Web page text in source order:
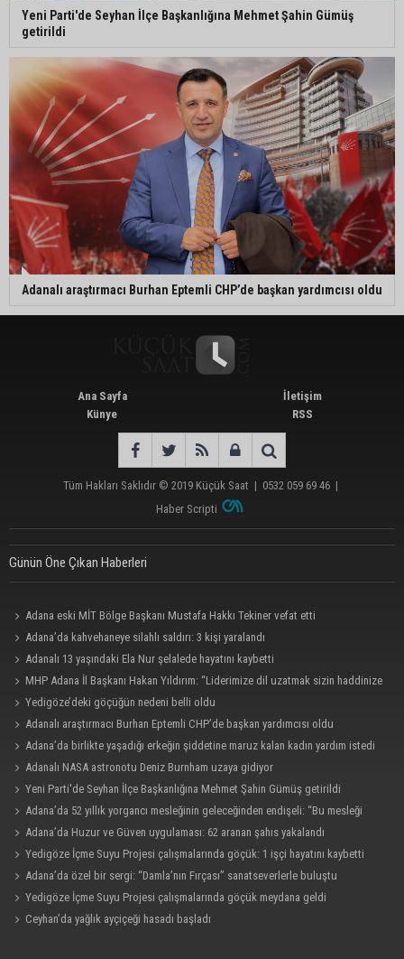
Yeni Parti'de Seyhan İlçe Başkanlığına Mehmet Şahin Gümüş
getirildi
Adanalı araştırmacı Burhan Eptemli CHP’de başkan yardımcısı oldu
Ana Sayfa
Künye
İletişim
RSS
Tüm Hakları Saklıdır © 2019 Küçük Saat | 0532 059 69 46 |
Haber Scripti
Günün Öne Çıkan Haberleri
Adana eski MİT Bölge Başkanı Mustafa Hakkı Tekiner vefat etti
Adana’da kahvehaneye silahlı saldırı: 3 kişi yaralandı
Adanalı 13 yaşındaki Ela Nur şelalede hayatını kaybetti
MHP Adana İl Başkanı Hakan Yıldırım: “Liderimize dil uzatmak sizin haddinize
değildir”
Yedigöze’deki göçüğün nedeni belli oldu
Adanalı araştırmacı Burhan Eptemli CHP’de başkan yardımcısı oldu
Adana’da birlikte yaşadığı erkeğin şiddetine maruz kalan kadın yardım istedi
Adanalı NASA astronotu Deniz Burnham uzaya gidiyor
Yeni Parti'de Seyhan İlçe Başkanlığına Mehmet Şahin Gümüş getirildi
Adana’da 52 yıllık yorgancı mesleğinin geleceğinden endişeli: “Bu mesleği
çocuğuma bile öğretemedim”
Adana’da Huzur ve Güven uygulaması: 62 aranan şahıs yakalandı
Yedigöze İçme Suyu Projesi çalışmalarında göçük: 1 işçi hayatını kaybetti
Adana’da özel bir sergi: “Damla’nın Fırçası” sanatseverlerle buluştu
Yedigöze İçme Suyu Projesi çalışmalarında göçük meydana geldi
Ceyhan’da yağlık ayçiçeği hasadı başladı